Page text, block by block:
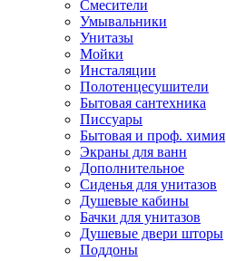
Смесители
Умывальники
Унитазы
Мойки
Инсталяции
Полотенцесушители
Бытовая сантехника
Писсуары
Бытовая и проф. химия
Экраны для ванн
Дополнительное
Сиденья для унитазов
Душевые кабины
Бачки для унитазов
Душевые двери шторы
Поддоны